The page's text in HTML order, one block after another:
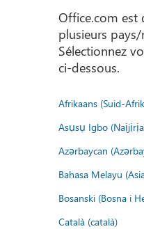
Office.com est
plusieurs
Sélectionnez
ci-dessous.
Afrikaans (Suid-
Asụsụ Igbo
Azərbaycan
Bahasa Melayu
Bosanski (Bosna i
Català (català)